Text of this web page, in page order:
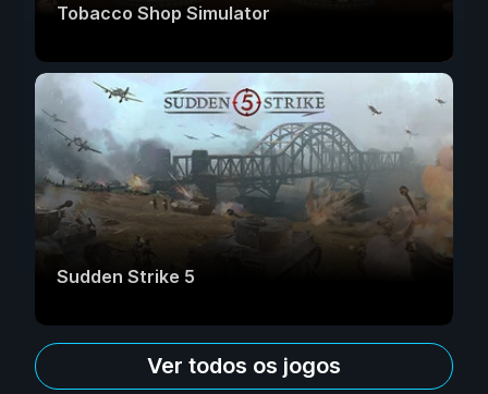
Tobacco Shop Simulator
Sudden Strike 5
Ver todos os jogos